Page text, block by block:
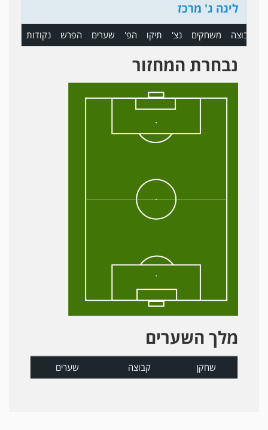
ליגה ג' מרכז
קבוצה משחקים נצ' תיקו הפ' שערים הפרש נקודות
נבחרת המחזור
מלך השערים
שחקן קבוצה שערים